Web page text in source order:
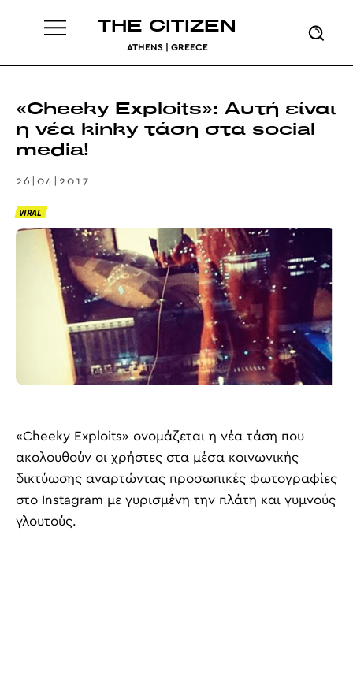
THE CITIZEN
ATHENS | GREECE
«Cheeky Exploits»: Αυτή είναι
η νέα kinky τάση στα social
media!
26|04|2017
VIRAL
«Cheeky Exploits» ονομάζεται η νέα τάση που
ακολουθούν οι χρήστες στα μέσα κοινωνικής
δικτύωσης αναρτώντας προσωπικές φωτογραφίες
στο Instagram με γυρισμένη την πλάτη και γυμνούς
γλουτούς.